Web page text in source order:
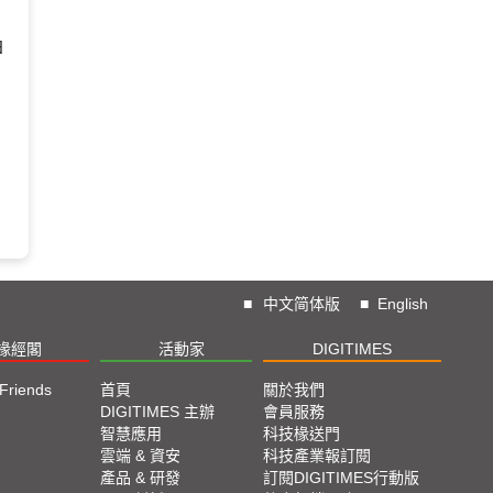
■ 中文简体版 ■ English
經閣 活動家 DIGITIMES
首頁
DIGITIMES 主辦
智慧應用
雲端 & 資安
產品 & 研發
關於我們
會員服務
科技椽送門
科技產業報訂閱
訂閱DIGITIMES行動版